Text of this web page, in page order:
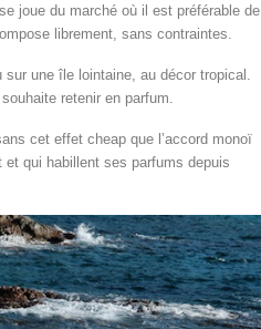
joue du marché où il est préférable de
librement, sans contraintes.
une île lointaine, au décor tropical.
retenir en parfum.
cet effet cheap que l’accord monoï
et qui habillent ses parfums depuis